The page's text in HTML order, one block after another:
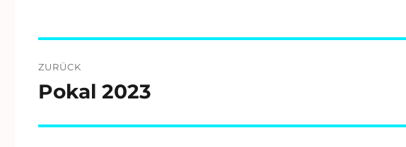
ZURÜCK
Vorheriger
Pokal 2023